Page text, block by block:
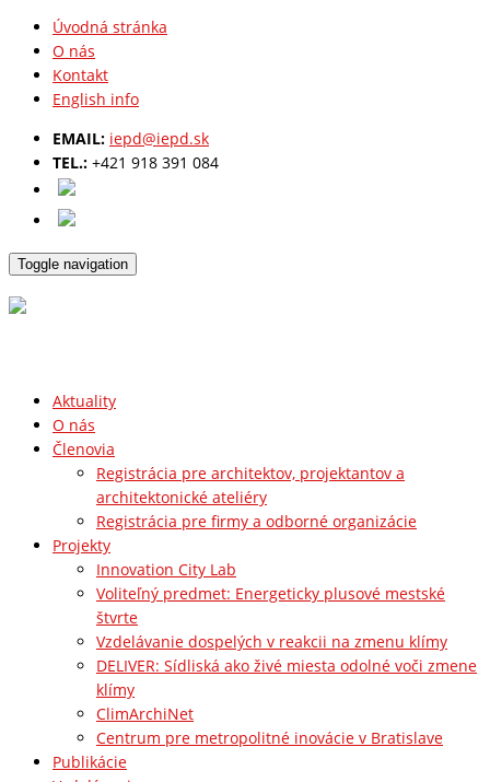
Úvodná stránka
O nás
Kontakt
English info
EMAIL: iepd@iepd.sk
TEL.: +421 918 391 084
Toggle navigation
Aktuality
O nás
Členovia
Registrácia pre architektov, projektantov a
architektonické ateliéry
Registrácia pre firmy a odborné organizácie
Projekty
Innovation City Lab
Voliteľný predmet: Energeticky plusové mestské
štvrte
Vzdelávanie dospelých v reakcii na zmenu klímy
DELIVER: Sídliská ako živé miesta odolné voči zmene
klímy
ClimArchiNet
Centrum pre metropolitné inovácie v Bratislave
Publikácie